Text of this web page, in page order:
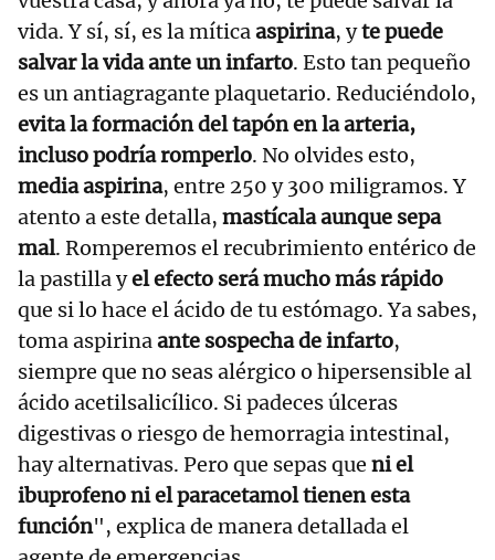
vida. Y sí, sí, es la míticaaspirina, yte puede
salvar la vida ante un infarto. Esto tan pequeño
es un antiagragante plaquetario. Reduciéndolo,
evita la formación del tapón en la arteria,
incluso podría romperlo. No olvides esto,
media aspirina, entre 250 y 300 miligramos. Y
atento a este detalla, mastícala aunque sepa
mal. Romperemos el recubrimiento entérico de
la pastilla yel efecto será mucho más rápido
que si lo hace el ácido de tu estómago. Ya sabes,
toma aspirinaante sospecha de infarto,
siempre que no seas alérgico o hipersensible al
ácido acetilsalicílico. Si padeces úlceras
digestivas o riesgo de hemorragia intestinal,
hay alternativas. Pero que sepas que ni el
ibuprofeno ni el paracetamol tienen esta
función", explica de manera detallada el